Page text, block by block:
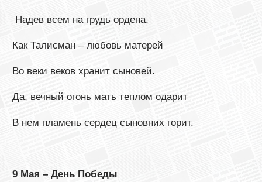
Надев всем на грудь ордена.
Как Талисман – любовь матерей
Во веки веков хранит сыновей.
Да, вечный огонь мать теплом одарит
В нем пламень сердец сыновних горит.
9 Мая – День Победы